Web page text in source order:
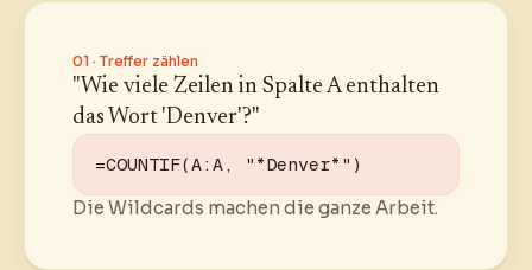
01 · Treffer zählen
"Wie viele Zeilen in Spalte A enthalten
das Wort 'Denver'?"
=COUNTIF(A:A, "*Denver*")
Die Wildcards machen die ganze Arbeit.